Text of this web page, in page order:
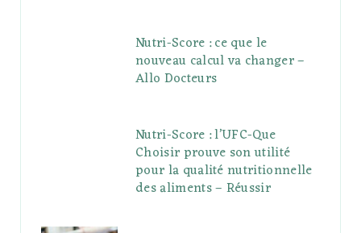
Nutri-Score : ce que le
nouveau calcul va changer –
Allo Docteurs
Nutri-Score : l’UFC-Que
Choisir prouve son utilité
pour la qualité nutritionnelle
des aliments – Réussir